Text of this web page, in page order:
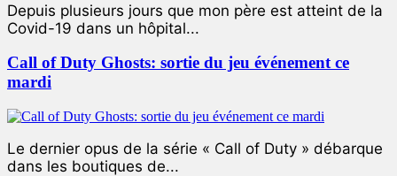
Depuis plusieurs jours que mon père est atteint de la
Covid-19 dans un hôpital...
Call of Duty Ghosts: sortie du jeu événement ce
mardi
Le dernier opus de la série « Call of Duty » débarque
dans les boutiques de...